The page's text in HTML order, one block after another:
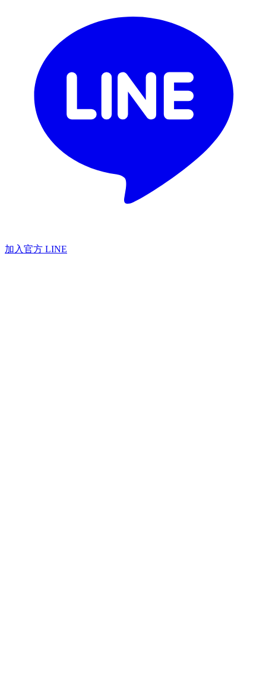
加入官方 LINE